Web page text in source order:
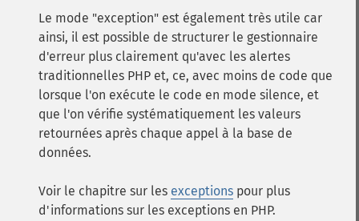
Le mode "exception" est également très utile car
ainsi, il est possible de structurer le gestionnaire
d'erreur plus clairement qu'avec les alertes
traditionnelles PHP et, ce, avec moins de code que
lorsque l'on exécute le code en mode silence, et
que l'on vérifie systématiquement les valeurs
retournées après chaque appel à la base de
données.
Voir le chapitre sur les exceptions pour plus
d'informations sur les exceptions en PHP.